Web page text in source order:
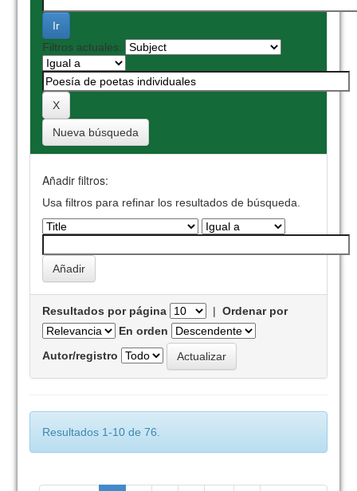
Filtros actuales:
Nueva búsqueda
Añadir filtros:
Usa filtros para refinar los resultados de búsqueda.
Resultados por página |Ordenar por
En orden
Autor/registro
Resultados 1-10 de 76.